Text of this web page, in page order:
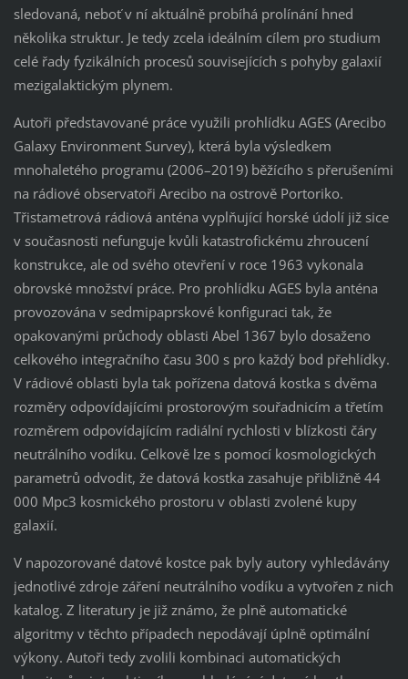
sledovaná, neboť v ní aktuálně probíhá prolínání hned
několika struktur. Je tedy zcela ideálním cílem pro studium
celé řady fyzikálních procesů souvisejících s pohyby galaxií
mezigalaktickým plynem.
Autoři představované práce využili prohlídku AGES (Arecibo
Galaxy Environment Survey), která byla výsledkem
mnohaletého programu (2006–2019) běžícího s přerušeními
na rádiové observatoři Arecibo na ostrově Portoriko.
Třistametrová rádiová anténa vyplňující horské údolí již sice
v současnosti nefunguje kvůli katastrofickému zhroucení
konstrukce, ale od svého otevření v roce 1963 vykonala
obrovské množství práce. Pro prohlídku AGES byla anténa
provozována v sedmipaprskové konfiguraci tak, že
opakovanými průchody oblasti Abel 1367 bylo dosaženo
celkového integračního času 300 s pro každý bod přehlídky.
V rádiové oblasti byla tak pořízena datová kostka s dvěma
rozměry odpovídajícími prostorovým souřadnicím a třetím
rozměrem odpovídajícím radiální rychlosti v blízkosti čáry
neutrálního vodíku. Celkově lze s pomocí kosmologických
parametrů odvodit, že datová kostka zasahuje přibližně 44
000 Mpc3 kosmického prostoru v oblasti zvolené kupy
galaxií.
V napozorované datové kostce pak byly autory vyhledávány
jednotlivé zdroje záření neutrálního vodíku a vytvořen z nich
katalog. Z literatury je již známo, že plně automatické
algoritmy v těchto případech nepodávají úplně optimální
výkony. Autoři tedy zvolili kombinaci automatických